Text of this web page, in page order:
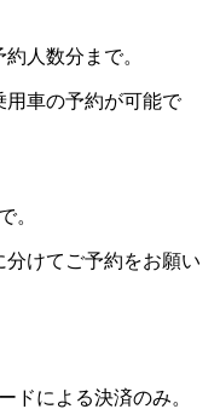
人数分まで。
用車の予約が可能で
。
分けてご予約をお願い
ドによる決済のみ。